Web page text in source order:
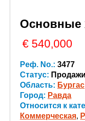
Основные
€ 540,000
Реф. No.: 3477
Статус: Продажи
Область: Бургас
Город: Равда
Относится к
Коммерческая,